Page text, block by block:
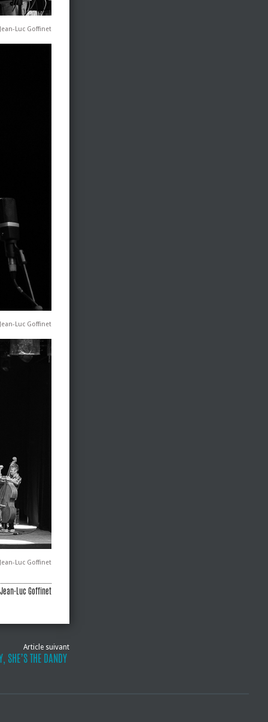
Luc Goffinet
Luc Goffinet
Luc Goffinet
Luc Goffinet
Article suivant
SHE’S THE DANDY